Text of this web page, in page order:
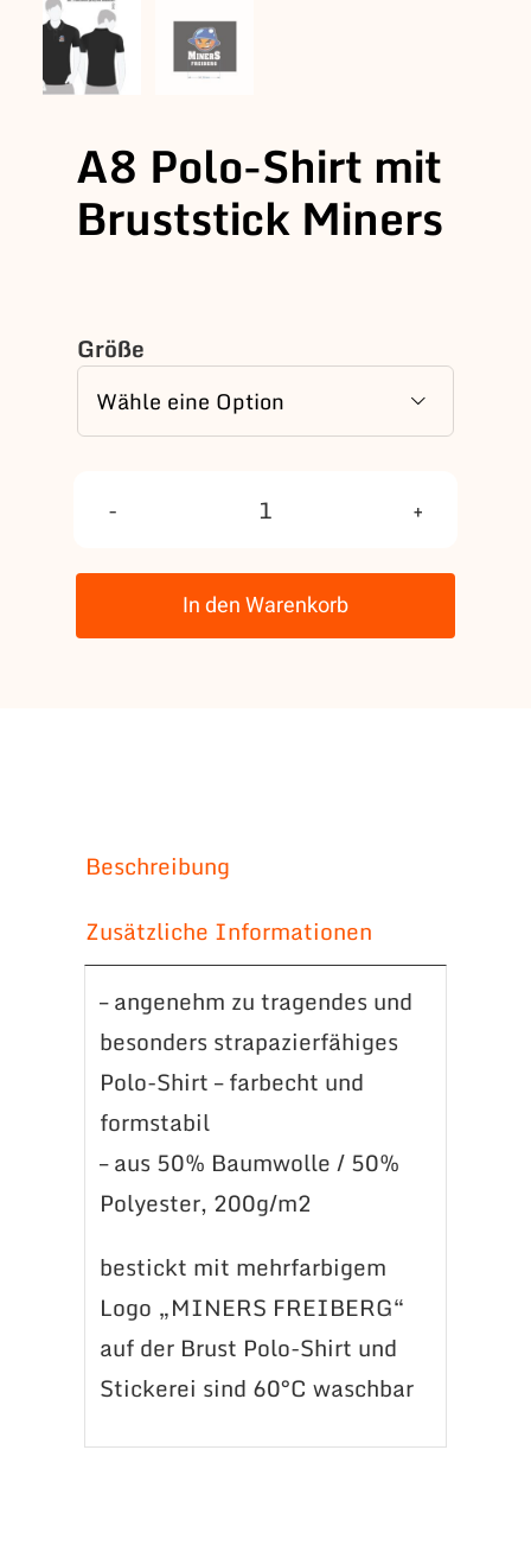
A8 Polo-Shirt mit
Bruststick Miners
Größe

A8
Polo-
Shirt
mit
In den Warenkorb
Beschreibung
Zusätzliche Informationen
– angenehm zu tragendes und
besonders strapazierfähiges
Polo-Shirt – farbecht und
formstabil
– aus 50% Baumwolle / 50%
Polyester, 200g/m2
bestickt mit mehrfarbigem
Logo „MINERS FREIBERG“
auf der Brust Polo-Shirt und
Stickerei sind 60°C waschbar